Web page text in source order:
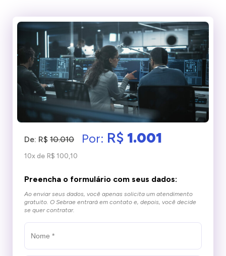
De: R$ 10.010 Por: R$ 1.001
10x de R$ 100,10
Preencha o formulário com seus dados:
Ao enviar seus dados, você apenas solicita um atendimento
gratuito. O Sebrae entrará em contato e, depois, você decide
se quer contratar.